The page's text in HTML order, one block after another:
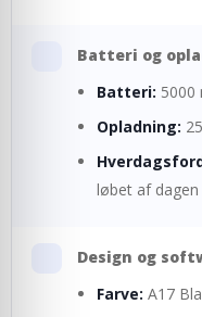
Batteri og
Batteri: 5000
Opladning:
løbet af dagen
Design og
Farve: A17